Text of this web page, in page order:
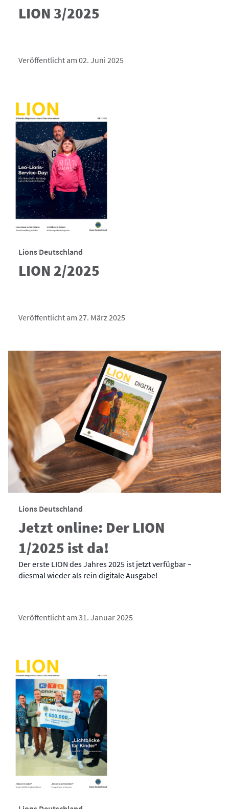
LION 3/2025
Veröffentlicht am 02. Juni 2025
Lions Deutschland
LION 2/2025
Veröffentlicht am 27. März 2025
Lions Deutschland
Jetzt online: Der LION
1/2025 ist da!
Der erste LION des Jahres 2025 ist jetzt verfügbar –
diesmal wieder als rein digitale Ausgabe!
Veröffentlicht am 31. Januar 2025